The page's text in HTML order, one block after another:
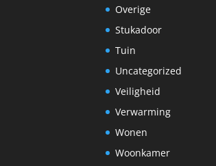
Overige
Stukadoor
Tuin
Uncategorized
Veiligheid
Verwarming
Wonen
Woonkamer